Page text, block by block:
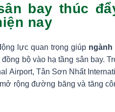
bay thúc
nay
lực quan trọng giúp ngành
bộ vào hạ tầng sân bay.
Airport, Tân Sơn Nhất
rộng đường băng và tăng